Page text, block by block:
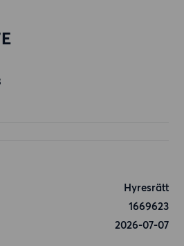
Hyresrätt
1669623
2026-07-07